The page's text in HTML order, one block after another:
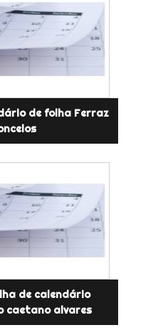
de folha Ferraz
de calendário
caetano alvares